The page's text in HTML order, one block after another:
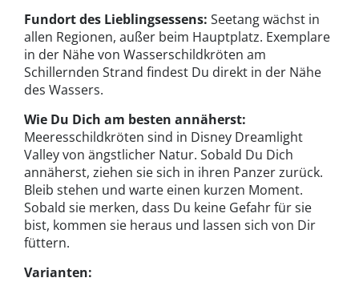
Fundort des Lieblingsessens: Seetang wächst in
allen Regionen, außer beim Hauptplatz. Exemplare
in der Nähe von Wasserschildkröten am
Schillernden Strand findest Du direkt in der Nähe
des Wassers.
Wie Du Dich am besten annäherst:
Meeresschildkröten sind in Disney Dreamlight
Valley von ängstlicher Natur. Sobald Du Dich
annäherst, ziehen sie sich in ihren Panzer zurück.
Bleib stehen und warte einen kurzen Moment.
Sobald sie merken, dass Du keine Gefahr für sie
bist, kommen sie heraus und lassen sich von Dir
füttern.
Varianten: